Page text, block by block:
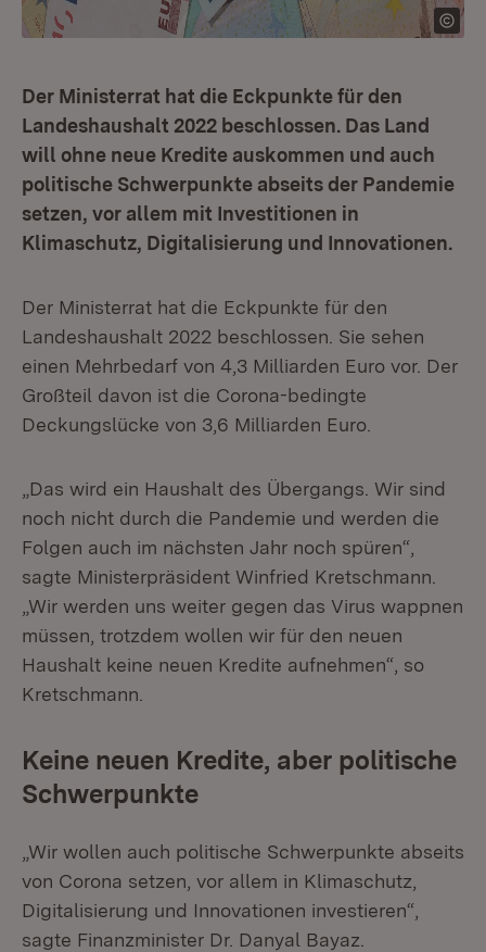
Der Ministerrat hat die Eckpunkte für den
Landeshaushalt 2022 beschlossen. Das Land
will ohne neue Kredite auskommen und auch
politische Schwerpunkte abseits der Pandemie
setzen, vor allem mit Investitionen in
Klimaschutz, Digitalisierung und Innovationen.
Der Ministerrat hat die Eckpunkte für den
Landeshaushalt 2022 beschlossen. Sie sehen
einen Mehrbedarf von 4,3 Milliarden Euro vor. Der
Großteil davon ist die Corona-bedingte
Deckungslücke von 3,6 Milliarden Euro.
„Das wird ein Haushalt des Übergangs. Wir sind
noch nicht durch die Pandemie und werden die
Folgen auch im nächsten Jahr noch spüren“,
sagte Ministerpräsident Winfried Kretschmann.
„Wir werden uns weiter gegen das Virus wappnen
müssen, trotzdem wollen wir für den neuen
Haushalt keine neuen Kredite aufnehmen“, so
Kretschmann.
Keine neuen Kredite, aber politische
Schwerpunkte
„Wir wollen auch politische Schwerpunkte abseits
von Corona setzen, vor allem in Klimaschutz,
Digitalisierung und Innovationen investieren“,
sagte Finanzminister Dr. Danyal Bayaz.